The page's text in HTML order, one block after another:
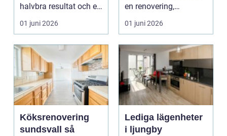
halvbra resultat och ett
hem eller en...
01 juni 2026
en renovering,
ombyggnad eller
tillbyggnad ...
01 juni 2026
Köksrenovering
sundsvall så
Lediga lägenheter
i ljungby